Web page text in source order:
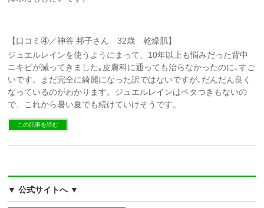
【口コミ④／神谷 邦子さん 32歳 乾燥肌】
ジュエルレインを使うようにまって、10年以上も悩みだった背中
ニキビが減ってきました｡皮膚科に通っても治らなかったのに､すご
いです。まだ完全に綺麗になった訳ではないですが､だんだん良く
なっているのがわかります。ジュエルレインはベタつきもないの
で、これから暑い夏でも続けていけそうです。
この記事を読む
▼ 公式サイトへ ▼